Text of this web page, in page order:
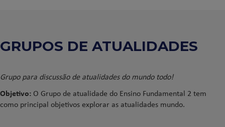
GRUPOS DE ATUALIDADES
Grupo para discussão de atualidades do mundo todo!
Objetivo: O Grupo de atualidade do Ensino Fundamental 2 tem
como principal objetivos explorar as atualidades mundo.